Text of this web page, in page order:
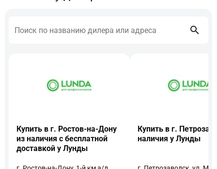
Купить в г. Ростов-на-Дону
из наличия с бесплатной
доставкой у Лунды
Купить в г.
наличия у Лунды